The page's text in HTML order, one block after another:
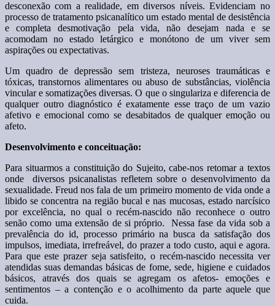
desconexão com a realidade, em diversos níveis. Evidenciam no
processo de tratamento psicanalítico um estado mental de desistência
e completa desmotivação pela vida, não desejam nada e se
acomodam no estado letárgico e monótono de um viver sem
aspirações ou expectativas.
Um quadro de depressão sem tristeza, neuroses traumáticas e
tóxicas, transtornos alimentares ou abuso de substâncias, violência
vincular e somatizações diversas. O que o singulariza e diferencia de
qualquer outro diagnóstico é exatamente esse traço de um vazio
afetivo e emocional como se desabitados de qualquer emoção ou
afeto.
Desenvolvimento e conceituação:
Para situarmos a constituição do Sujeito, cabe-nos retomar a textos
onde diversos psicanalistas refletem sobre o desenvolvimento da
sexualidade. Freud nos fala de um primeiro momento de vida onde a
libido se concentra na região bucal e nas mucosas, estado narcísico
por excelência, no qual o recém-nascido não reconhece o outro
senão como uma extensão de si próprio. Nessa fase da vida sob a
prevalência do id, processo primário na busca da satisfação dos
impulsos, imediata, irrefreável, do prazer a todo custo, aqui e agora.
Para que este prazer seja satisfeito, o recém-nascido necessita ver
atendidas suas demandas básicas de fome, sede, higiene e cuidados
básicos, através dos quais se agregam os afetos- emoções e
sentimentos – a contenção e o acolhimento da parte aquele que
cuida.